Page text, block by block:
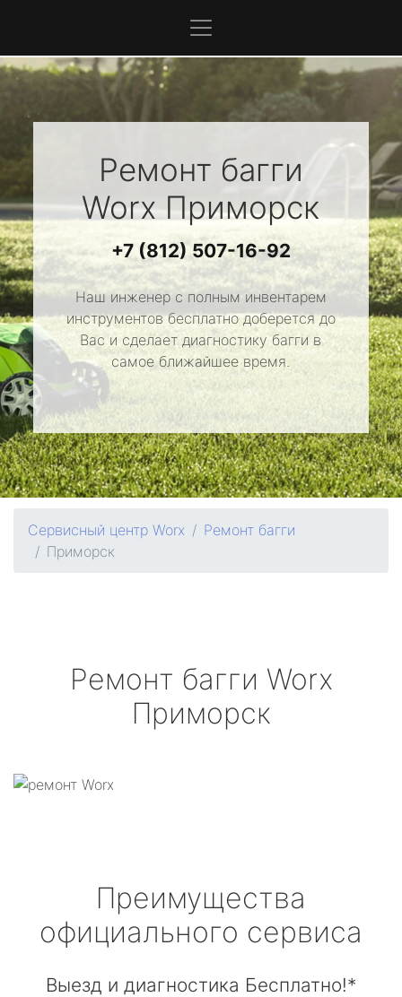
Ремонт багги
WorxПриморск
+7 (812) 507-16-92
Наш инженер с полным инвентарем
инструментов бесплатно доберется до
Вас и сделает диагностику багги в
самое ближайшее время.
Сервисный центр Worx
Ремонт багги
Приморск
Ремонт багги Worx
Приморск
Преимущества
официального сервиса
Выезд и диагностика Бесплатно!*